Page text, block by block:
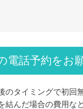
話予約をお願
のタイミングで初回
結んだ場合の費用な